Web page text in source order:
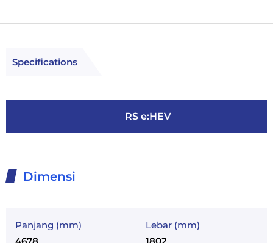
Specifications
RS e:HEV
Dimensi
Panjang (mm)
Lebar (mm)